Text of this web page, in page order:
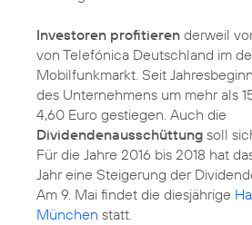
Investoren profitieren derweil
von Telefónica Deutschland im
Mobilfunkmarkt. Seit
des Unternehmens um mehr als
4,60 Euro gestiegen. Auch die
Dividendenausschüttung soll
Für die Jahre 2016 bis 2018 hat
Jahr eine Steigerung der
Am 9. Mai findet die diesjährige
München statt.